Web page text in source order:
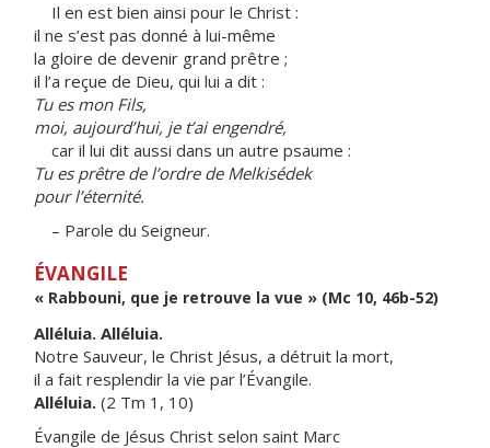
Il en est bien ainsi pour le Christ :
il ne s’est pas donné à lui-même
la gloire de devenir grand prêtre ;
il l’a reçue de Dieu, qui lui a dit :
Tu es mon Fils,
moi, aujourd’hui, je t’ai engendré,
car il lui dit aussi dans un autre psaume :
Tu es prêtre de l’ordre de Melkisédek
pour l’éternité.
– Parole du Seigneur.
ÉVANGILE
« Rabbouni, que je retrouve la vue » (Mc 10, 46b-52)
Alléluia. Alléluia.
Notre Sauveur, le Christ Jésus, a détruit la mort,
il a fait resplendir la vie par l’Évangile.
Alléluia. (2 Tm 1, 10)
Évangile de Jésus Christ selon saint Marc